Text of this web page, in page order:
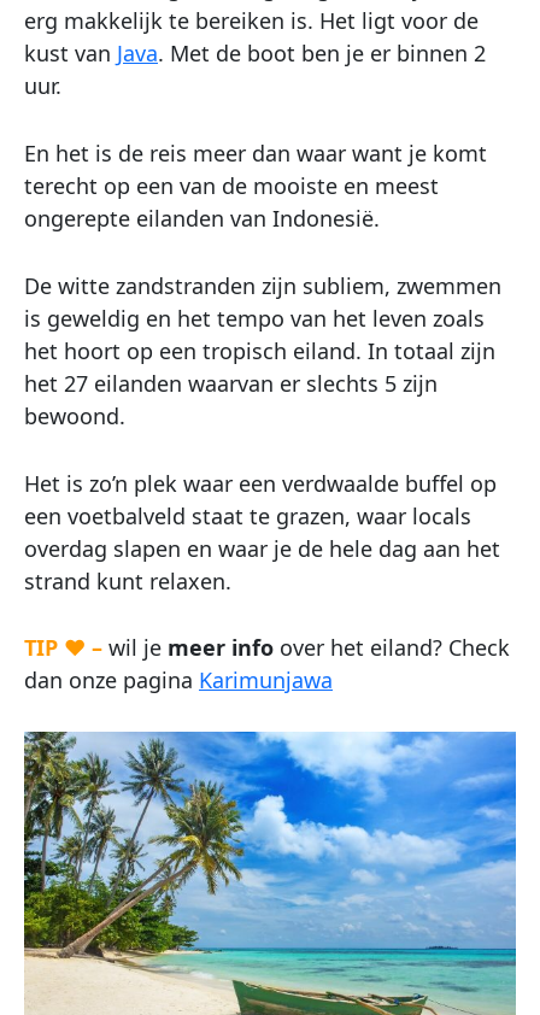
erg makkelijk te bereiken is. Het ligt voor de
kust van Java. Met de boot ben je er binnen 2
uur.
En het is de reis meer dan waar want je komt
terecht op een van de mooiste en meest
ongerepte eilanden van Indonesië.
De witte zandstranden zijn subliem, zwemmen
is geweldig en het tempo van het leven zoals
het hoort op een tropisch eiland. In totaal zijn
het 27 eilanden waarvan er slechts 5 zijn
bewoond.
Het is zo’n plek waar een verdwaalde buffel op
een voetbalveld staat te grazen, waar locals
overdag slapen en waar je de hele dag aan het
strand kunt relaxen.
TIP ♥ – wil je meer info over het eiland? Check
dan onze pagina Karimunjawa